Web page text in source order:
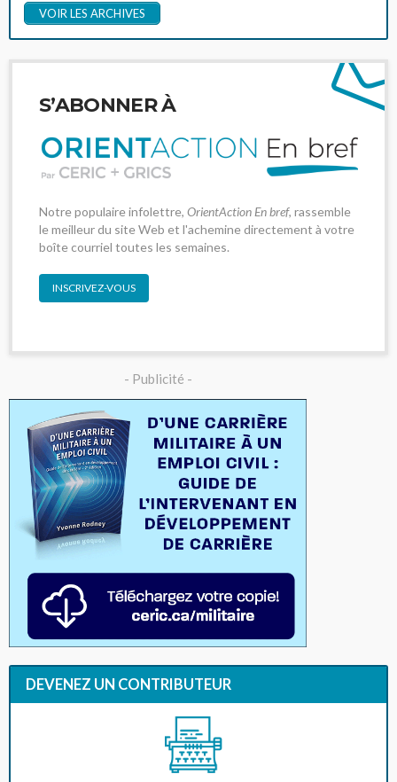
VOIR LES ARCHIVES
S’ABONNER À
Notre populaire infolettre, OrientAction En bref, rassemble
le meilleur du site Web et l'achemine directement à votre
boîte courriel toutes les semaines.
INSCRIVEZ-VOUS
- Publicité -
DEVENEZ UN CONTRIBUTEUR